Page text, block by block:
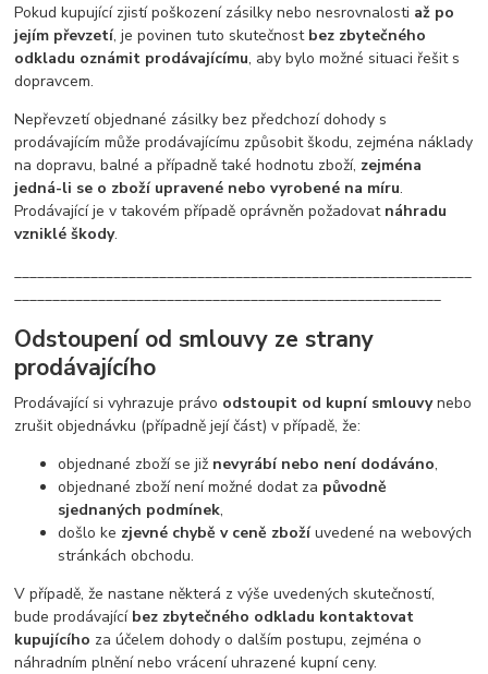
Pokud kupující zjistí poškození zásilky nebo nesrovnalosti až po
jejím převzetí, je povinen tuto skutečnost bez zbytečného
odkladu oznámit prodávajícímu, aby bylo možné situaci řešit s
dopravcem.
Nepřevzetí objednané zásilky bez předchozí dohody s
prodávajícím může prodávajícímu způsobit škodu, zejména náklady
na dopravu, balné a případně také hodnotu zboží, zejména
jedná-li se o zboží upravené nebo vyrobené na míru.
Prodávající je v takovém případě oprávněn požadovat náhradu
vzniklé škody.
Odstoupení od smlouvy ze strany
prodávajícího
Prodávající si vyhrazuje právo odstoupit od kupní smlouvynebo
zrušit objednávku (případně její část) v případě, že:
objednané zboží se již nevyrábí nebo není dodáváno,
objednané zboží není možné dodat za původně
sjednaných podmínek,
došlo ke zjevné chybě v ceně zbožíuvedené na webových
stránkách obchodu.
V případě, že nastane některá z výše uvedených skutečností,
bude prodávající bez zbytečného odkladu kontaktovat
kupujícího za účelem dohody o dalším postupu, zejména o
náhradním plnění nebo vrácení uhrazené kupní ceny.